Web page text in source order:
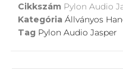
Cikkszám Pylon Audio
Kategória Állványos
Tag Pylon Audio Jasper